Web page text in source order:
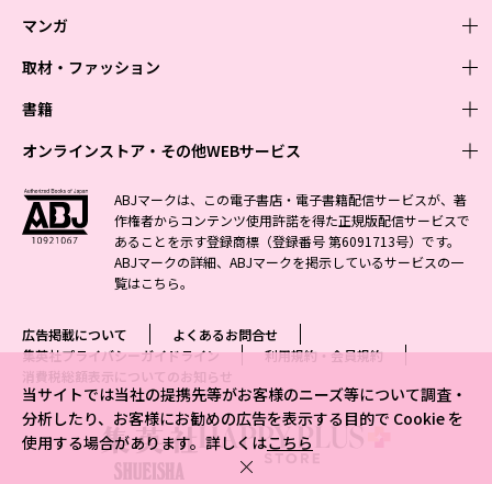
当サイトでは当社の提携先等がお客様のニーズ等について調査・
分析したり、お客様にお勧めの広告を表示する目的で Cookie を
使用する場合があります。詳しくはこちら
マンガ
少年マンガ
Vジャンプ
最強ジャンプ
少年ジャンプ+
ジャンプTOON
ジャンプルーキー！
S-MANGA
集英社ジャンプリミックス
集英社コミック文庫
青年マンガ
ZEBRACK
S-MANGA
集英社ジャンプリミックス
週刊ヤングジャンプ
ヤングジャンプ定期購読デジタル
ヤンジャン！
となりのヤングジャンプ
グランドジャンプ
少女マンガ
ZEBRACK
S-MANGA
集英社コミック文庫
マーガレット
別冊マーガレット
マンガMee公式サイト
リマコミ
マンガMeets
女性マンガ
ジャンプTOON
集英社コミック文庫
マンガMee公式サイト
リマコミ
マンガMeets
Cookie
取材・ファッション
ファッション・美容
BAILA
MAQUIA
eclat
T JAPAN
HAPPY PLUS ONE
MEN'S NON-NO
芸能・情報・スポーツ
週プレNEWS
週プレ グラジャパ!
書籍
文芸・文庫・総合
小説すばる
集英社 文芸ステーション
web 集英社文庫
アジア人物史
学芸・ノンフィクション・新書
1日5分で、明日は変わる よみタイ yomitai
集英社学芸部 - 学芸・ノンフィクション
集英社ビジネス書
集英社新書プラス - 知の水先案内人
kotoba
e!集英社
情報・知識＆オピニオン imidas
ライトノベル・ノベライズ
集英社オレンジ文庫
JUMP j-BOOKS
ダッシュエックス文庫公式サイト
集英社Webマガジン コバルト
シフォン文庫
集英社の児童図書 S-KIDS.LAND
オンラインストア・その他WEBサービス
オンラインストア
OTO
SHUEISHA MANGA-ART HERITAGE
ジャンプキャラクターズストア
HAPPY PLUS STORE
SHUEISHA VOX
LEEマルシェ
SHOP Marisol
eclat premium
その他WEBサービス
集英社アドナビ
集英社エディターズ・ラボ
ABJマークは、この電子書店・電子書籍配信サービスが、著
作権者からコンテンツ使用許諾を得た正規版配信サービスで
あることを示す登録商標（登録番号 第6091713号）です。
ABJマークの詳細、ABJマークを掲示しているサービスの一
覧はこちら。
広告掲載について
よくあるお問合せ
集英社プライバシーガイドライン
利用規約・会員規約
消費税総額表示についてのお知らせ